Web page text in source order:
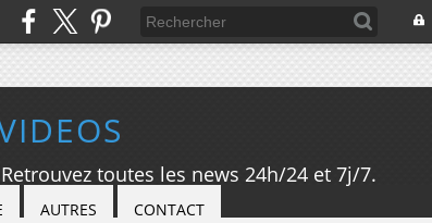
toutes les news 24h/24 et 7j/7.
AUTRES CONTACT